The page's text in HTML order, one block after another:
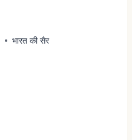
भारत की सैर